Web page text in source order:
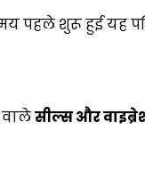
पहले शुरू हुई यह
वालेसील्स और